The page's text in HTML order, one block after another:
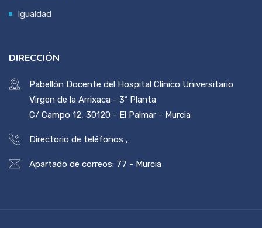
Igualdad
DIRECCIÓN
Pabellón Docente del Hospital Clínico Universitario
Virgen de la Arrixaca - 3ª Planta
C/ Campo 12, 30120 - El Palmar - Murcia
Directorio de teléfonos ,
Apartado de correos: 77 - Murcia